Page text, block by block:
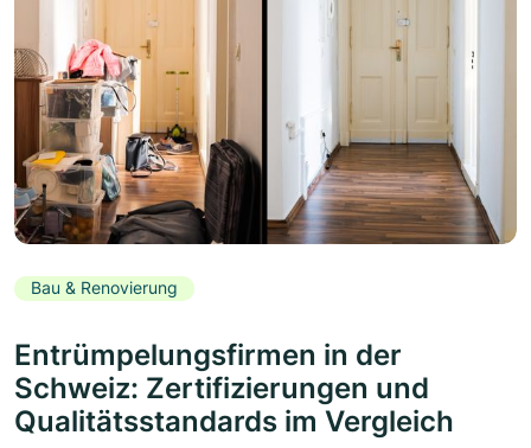
Bau & Renovierung
Entrümpelungsfirmen in der
Schweiz: Zertifizierungen und
Qualitätsstandards im Vergleich